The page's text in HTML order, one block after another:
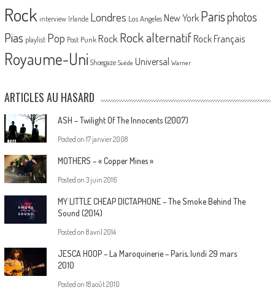
Rock interview Irlande Londres Los Angeles New York Parisphotos
Pias playlist Pop Post Punk Rock Rock alternatif Rock Français
Royaume-Uni Shoegaze Suède Universal Warner
ARTICLES AU HASARD
ASH – Twilight Of The Innocents (2007)
Posted on 17 janvier 2008
MOTHERS – « Copper Mines »
Posted on 3 juin 2016
MY LITTLE CHEAP DICTAPHONE – The Smoke Behind The
Sound (2014)
Posted on 8 avril 2014
JESCA HOOP – La Maroquinerie – Paris, lundi 29 mars
2010
Posted on 18 août 2010